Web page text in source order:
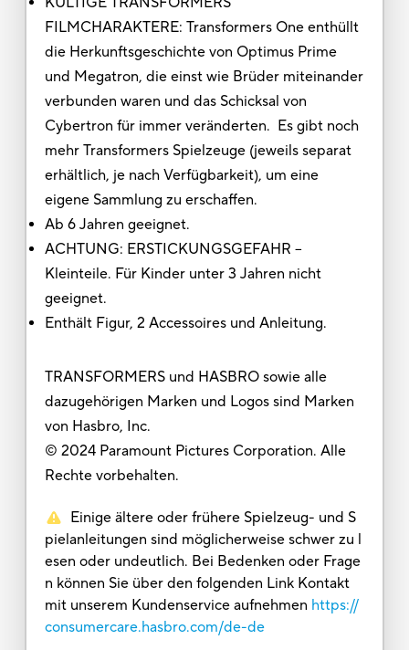
FILMCHARAKTERE: Transformers One enthüllt
die Herkunftsgeschichte von Optimus Prime
und Megatron, die einst wie Brüder miteinander
verbunden waren und das Schicksal von
Cybertron für immer veränderten. Es gibt noch
mehr Transformers Spielzeuge (jeweils separat
erhältlich, je nach Verfügbarkeit), um eine
eigene Sammlung zu erschaffen.
Ab 6 Jahren geeignet.
ACHTUNG: ERSTICKUNGSGEFAHR –
Kleinteile. Für Kinder unter 3 Jahren nicht
geeignet.
Enthält Figur, 2 Accessoires und Anleitung.
TRANSFORMERS und HASBRO sowie alle
dazugehörigen Marken und Logos sind Marken
von Hasbro, Inc.
© 2024 Paramount Pictures Corporation. Alle
Rechte vorbehalten.
Einige ältere oder frühere Spielzeug- und S
pielanleitungen sind möglicherweise schwer zu l
esen oder undeutlich. Bei Bedenken oder Frage
n können Sie über den folgenden Link Kontakt
mit unserem Kundenservice aufnehmen https://
consumercare.hasbro.com/de-de